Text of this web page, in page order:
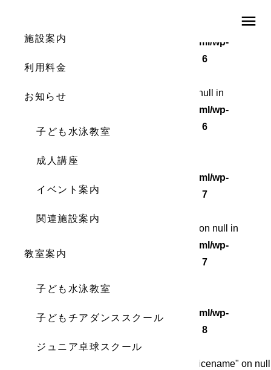
menu
施設案内
利用料金
お知らせ
子ども水泳教室
成人講座
イベント案内
関連施設案内
教室案内
子ども水泳教室
子どもチアダンススクール
ジュニア卓球スクール
/home/wordstock/numasupo.com/public_html/wp-
6
Warning: Attempt to read property "cat_ID" on null in
/home/wordstock/numasupo.com/public_html/wp-
content/themes/numaspo/single.php
6
Warning: Undefined array key 0 in
/home/wordstock/numasupo.com/public_html/wp-
content/themes/numaspo/single.php
7
: Attempt to read property "cat_name" on null in
/home/wordstock/numasupo.com/public_html/wp-
content/themes/numaspo/single.php
7
: Undefined array key 0 in
/home/wordstock/numasupo.com/public_html/wp-
8
: Attempt to read property "category_nicename" on null